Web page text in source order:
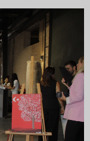
Fırçası”
mesleğinin
mesleği çocuğuma